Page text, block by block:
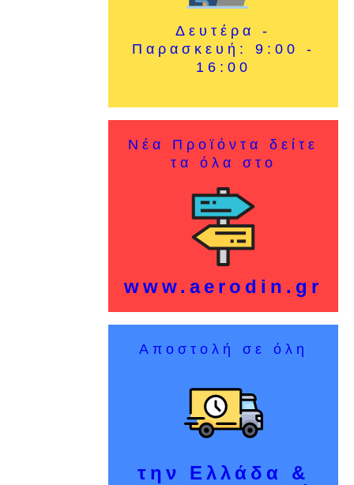
Δευτέρα -
Παρασκευή: 9:00 -
16:00
Νέα Προϊόντα δείτε
τα όλα στο
www.aerodin.gr
Αποστολή σε όλη
την Ελλάδα &